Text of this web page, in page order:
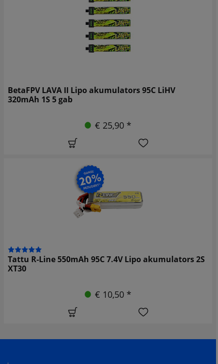
BetaFPV LAVA II Lipo akumulators 95C LiHV
320mAh 1S 5 gab
€ 25,90 *
Tattu R-Line 550mAh 95C 7.4V Lipo akumulators 2S
XT30
€ 10,50 *